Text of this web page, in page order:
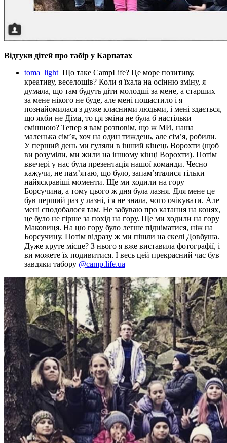
Відгуки дітей про табір у Карпатах
toma_light Що таке CampLife? Це море позитиву,
креативу, веселощів? Коли я їхала на осінню зміну, я
думала, що там будуть діти молодші за мене, а старших
за мене нікого не буде, але мені пощастило і я
познайомилася з дуже класними людьми, і мені здається,
що якби не Діма, то ця зміна не була б настільки
смішною? Тепер я вам розповім, що ж МИ, наша
маленька сім’я, хоч на один тиждень, але сім’я, робили.
У перший день ми гуляли в інший кінець Ворохти (щоб
ви розуміли, ми жили на іншому кінці Ворохти). Потім
ввечері у нас була презентація нашої команди. Чесно
кажучи, не пам’ятаю, що було, запам’яталися тільки
найяскравіші моменти. Ще ми ходили на гору
Борсучина, а тому цього ж дня була лазня. Для мене це
був перший раз у лазні, і я не знала, чого очікувати. Але
мені сподобалося там. Не забуваю про катання на конях,
це було не гірше за похід на гору. Ще ми ходили на гору
Маковиця. На цю гору було легше підніматися, ніж на
Борсучину. Потім відразу ж ми пішли на скелі Довбуша.
Дуже круте місце? З нього я вже виставила фотографії, і
ви можете їх подивитися. І весь цей прекрасний час був
завдяки табору @camp.life.ua